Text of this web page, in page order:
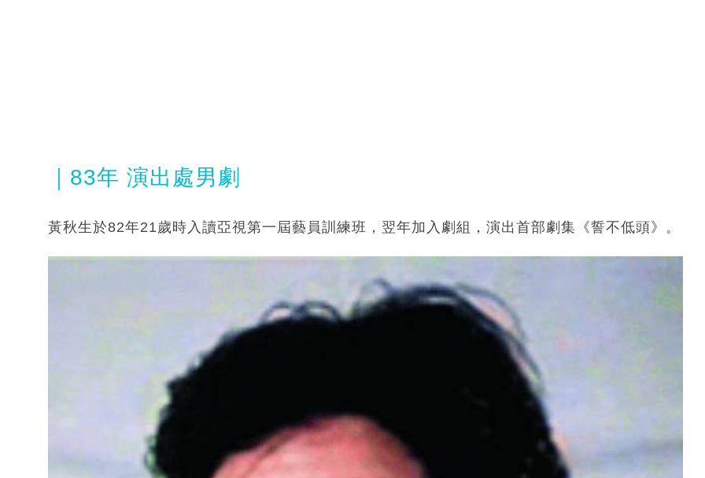
｜83年 演出處男劇
黃秋生於82年21歲時入讀亞視第一屆藝員訓練班，翌年加入劇組，演出首部劇集《誓不低頭》。